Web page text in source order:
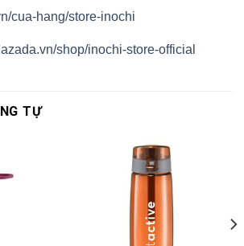
cua-hang/store-inochi
shop/inochi-store-official
TỰ